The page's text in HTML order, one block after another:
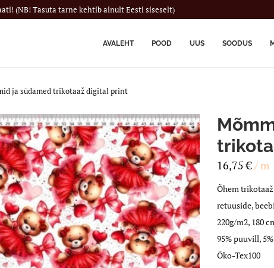
(NB! Tasuta tarne kehtib ainult Eesti siseselt)
AVALEHT POOD UUS SOODUS
ja südamed trikotaaž digital print
16,75€/ m
Õhem
retuuside,
220g/m2, 180
95% puuvill,
Öko-Tex100